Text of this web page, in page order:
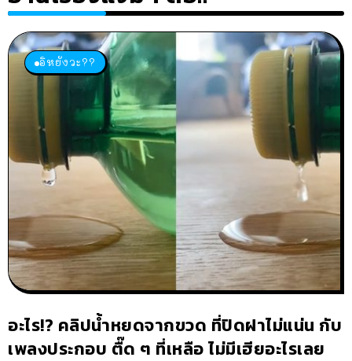
อิหยังวะ??
อะไร!? คลิปน้ำหยดจากขวด ที่ปิดฝาไม่แน่น กับ
เพลงประกอบ ตื๊ด ๆ ที่เหลือ ไม่มีเฮียอะไรเลย